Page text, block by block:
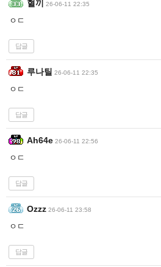
혈끼 26-06-11 22:35
ㅇㄷ
답글
루나틸 26-06-11 22:35
ㅇㄷ
답글
Ah64e 26-06-11 22:56
ㅇㄷ
답글
Ozzz 26-06-11 23:58
ㅇㄷ
답글